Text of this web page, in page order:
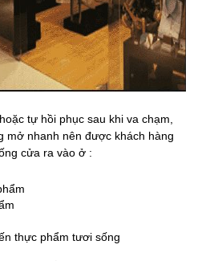
tự hồi phục sau khi va chạm,
mở nhanh nên được khách hàng
cửa ra vào ở :
thực phẩm tươi sống